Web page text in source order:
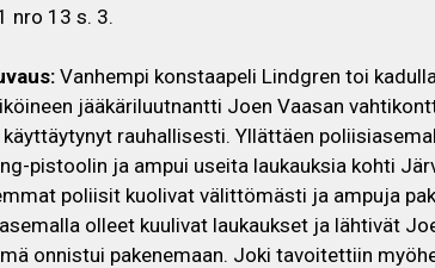
nro 13 s. 3.
Vanhempi konstaapeli Lindgren toi
jääkäriluutnantti Joen Vaasan
rauhallisesti. Yllättäen
pistoolin ja ampui useita laukauksia kohti
poliisit kuolivat välittömästi ja ampuja
olleet kuulivat laukaukset ja lähtivät
onnistui pakenemaan. Joki tavoitettiin